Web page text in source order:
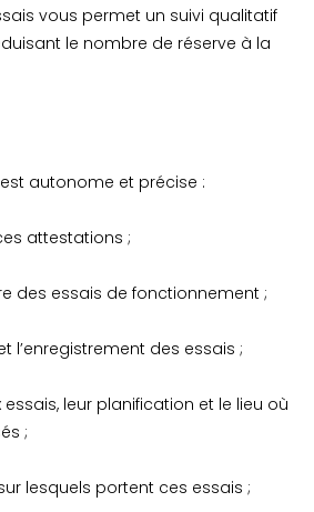
vous permet un suivi qualitatif
le nombre de réserve à la
autonome et précise :
attestations ;
des essais de fonctionnement ;
l’enregistrement des essais ;
leur planification et le lieu où
;
lesquels portent ces essais ;